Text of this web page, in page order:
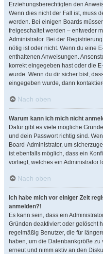
Erziehungsberechtigten den
Wenn dies nicht der Fall ist, muss
werden. Bei einigen Boards
freigeschaltet werden – entweder
Administrator. Bei der
nötig ist oder nicht. Wenn du eine
enthaltenen Anweisungen.
korrekt eingegeben hast oder die
wurde. Wenn du dir sicher bist,
eingegeben wurde, dann
Nach oben
Warum kann ich mich nicht
Dafür gibt es viele mögliche
und dein Passwort richtig sind.
Board-Administrator, um
ist ebenfalls möglich, dass ein
vorliegt, welches ein Administrator
Nach oben
Ich habe mich vor einiger Zeit
anmelden?!
Es kann sein, dass ein
Gründen deaktiviert oder gelöscht
regelmäßig Benutzer, die für
haben, um die Datenbankgröße
erneut und nimm aktiv an den